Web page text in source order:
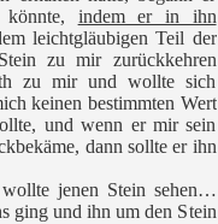
indem er in ihn
leichtgläubigen Teil der
zu mir zurückkehren
zu mir und wollte sich
keinen bestimmten Wert
und wenn er mir sein
dann sollte er ihn
jenen Stein sehen…
ging und ihn um den Stein